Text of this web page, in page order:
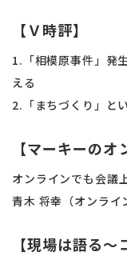
【Ｖ時評】
1.「相模原事件」発
える
2.「まちづくり」と
【マーキーのオ
オンラインでも会議
青木 将幸（オンライ
【現場は語る～